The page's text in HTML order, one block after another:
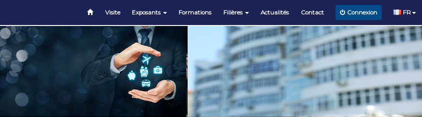
Visite Exposants Formations Filières Actualités Contact Connexion FR